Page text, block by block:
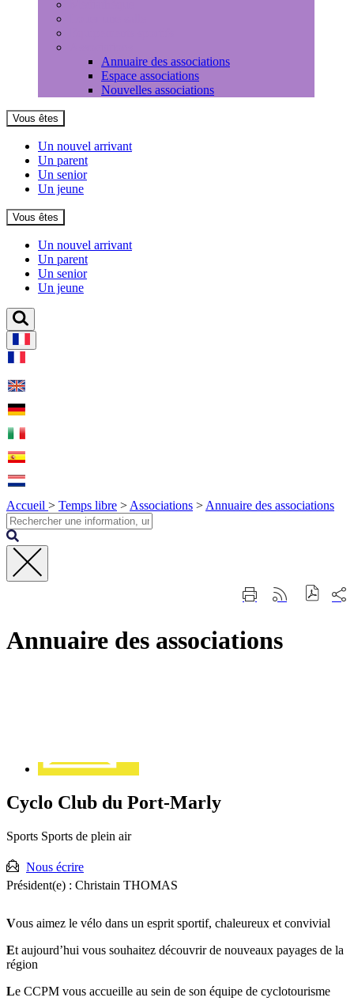
Annuaire des associations
Espace associations
Nouvelles associations
Vous êtes
Un nouvel arrivant
Un parent
Un senior
Un jeune
Vous êtes
Un nouvel arrivant
Un parent
Un senior
Un jeune
Accueil > Temps libre > Associations > Annuaire des associations
Fermer
ImprimerGénérer
RSS
sur
Annuaire des associations
Cyclo Club du Port-Marly
Sports Sports de plein air
Nous écrire
Président(e) : Christain THOMAS
Vous aimez le vélo dans un esprit sportif, chaleureux et convivial
Et aujourd’hui vous souhaitez découvrir de nouveaux payages de la
région
Le CCPM vous accueille au sein de son équipe de cyclotourisme